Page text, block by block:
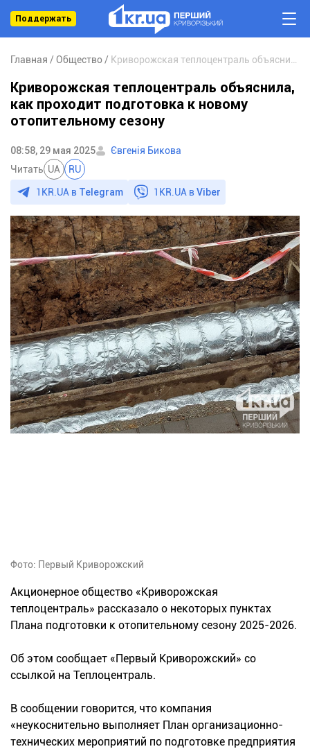
Поддержать
Главная Общество
Криворожская теплоцентраль объяснила,
как проходит подготовка к новому
отопительному сезону
08:58, 29 мая 2025
Євгенія Бикова
Читать UA RU
1KR.UA в Telegram 1KR.UA вViber
Фото: Первый Криворожский
Акционерное общество «Криворожская
теплоцентраль» рассказало о некоторых пунктах
Плана подготовки к отопительному сезону 2025-2026.
Об этом сообщает «Первый Криворожский» со
ссылкой на Теплоцентраль.
В сообщении говорится, что компания
«неукоснительно выполняет План организационно-
технических мероприятий по подготовке предприятия